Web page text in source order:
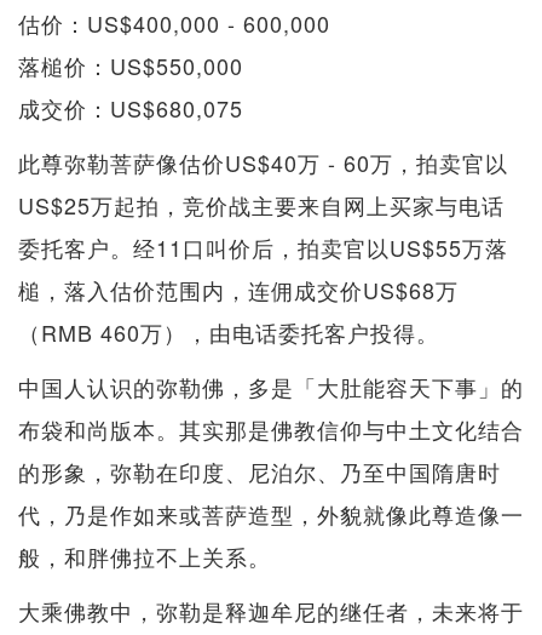
估价：US$400,000 - 600,000
落槌价：US$550,000
成交价：US$680,075
此尊弥勒菩萨像估价US$40万 - 60万，拍卖官以
US$25万起拍，竞价战主要来自网上买家与电话
委托客户。经11口叫价后，拍卖官以US$55万落
槌，落入估价范围内，连佣成交价US$68万
（RMB 460万），由电话委托客户投得。
中国人认识的弥勒佛，多是「大肚能容天下事」的
布袋和尚版本。其实那是佛教信仰与中土文化结合
的形象，弥勒在印度、尼泊尔、乃至中国隋唐时
代，乃是作如来或菩萨造型，外貌就像此尊造像一
般，和胖佛拉不上关系。
大乘佛教中，弥勒是释迦牟尼的继任者，未来将于